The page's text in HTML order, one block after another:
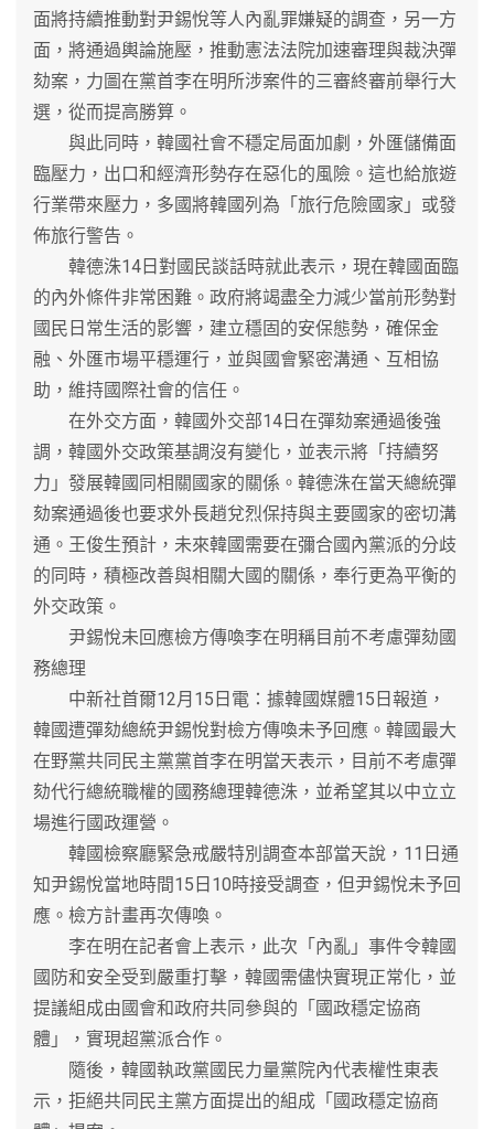
面將持續推動對尹錫悅等人內亂罪嫌疑的調查，另一方
面，將通過輿論施壓，推動憲法法院加速審理與裁決彈
劾案，力圖在黨首李在明所涉案件的三審終審前舉行大
選，從而提高勝算。
與此同時，韓國社會不穩定局面加劇，外匯儲備面
臨壓力，出口和經濟形勢存在惡化的風險。這也給旅遊
行業帶來壓力，多國將韓國列為「旅行危險國家」或發
佈旅行警告。
韓德洙14日對國民談話時就此表示，現在韓國面臨
的內外條件非常困難。政府將竭盡全力減少當前形勢對
國民日常生活的影響，建立穩固的安保態勢，確保金
融、外匯市場平穩運行，並與國會緊密溝通、互相協
助，維持國際社會的信任。
在外交方面，韓國外交部14日在彈劾案通過後強
調，韓國外交政策基調沒有變化，並表示將「持續努
力」發展韓國同相關國家的關係。韓德洙在當天總統彈
劾案通過後也要求外長趙兌烈保持與主要國家的密切溝
通。王俊生預計，未來韓國需要在彌合國內黨派的分歧
的同時，積極改善與相關大國的關係，奉行更為平衡的
外交政策。
尹錫悅未回應檢方傳喚李在明稱目前不考慮彈劾國
務總理
中新社首爾12月15日電：據韓國媒體15日報道，
韓國遭彈劾總統尹錫悅對檢方傳喚未予回應。韓國最大
在野黨共同民主黨黨首李在明當天表示，目前不考慮彈
劾代行總統職權的國務總理韓德洙，並希望其以中立立
場進行國政運營。
韓國檢察廳緊急戒嚴特別調查本部當天說，11日通
知尹錫悅當地時間15日10時接受調查，但尹錫悅未予回
應。檢方計畫再次傳喚。
李在明在記者會上表示，此次「內亂」事件令韓國
國防和安全受到嚴重打擊，韓國需儘快實現正常化，並
提議組成由國會和政府共同參與的「國政穩定協商
體」，實現超黨派合作。
隨後，韓國執政黨國民力量黨院內代表權性東表
示，拒絕共同民主黨方面提出的組成「國政穩定協商